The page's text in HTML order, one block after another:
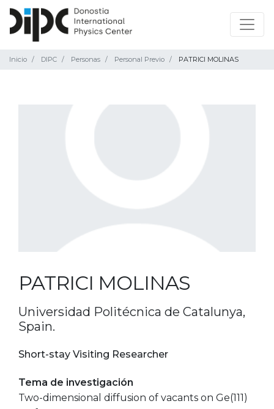
Inicio DIPC Personas Personal Previo PATRICI MOLINAS
PATRICI MOLINAS
Universidad Politécnica de Catalunya,
Spain.
Short-stay Visiting Researcher
Tema de investigación
Two-dimensional diffusion of vacants on Ge(111)